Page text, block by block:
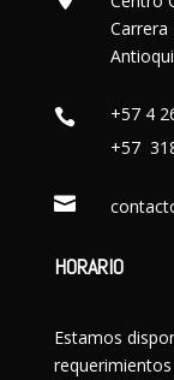

+57 4
+57

HORARIO
Estamos